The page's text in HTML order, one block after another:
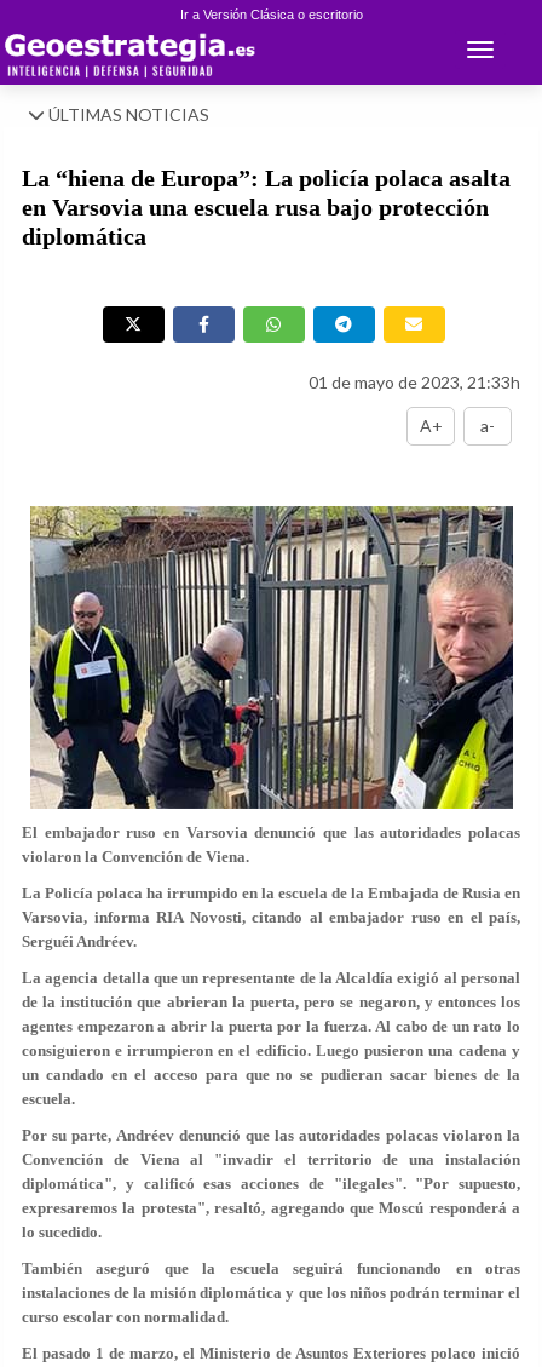
Ir a Versión Clásica o escritorio
Toggle
ÚLTIMAS NOTICIAS
La “hiena de Europa”: La policía polaca asalta
en Varsovia una escuela rusa bajo protección
diplomática
01 de mayo de 2023, 21:33h
A+ a-
El embajador ruso en Varsovia denunció que las autoridades polacas
violaron la Convención de Viena.
La Policía polaca ha irrumpido en la escuela de la Embajada de Rusia en
Varsovia, informa RIA Novosti, citando al embajador ruso en el país,
Serguéi Andréev.
La agencia detalla que un representante de la Alcaldía exigió al personal
de la institución que abrieran la puerta, pero se negaron, y entonces los
agentes empezaron a abrir la puerta por la fuerza. Al cabo de un rato lo
consiguieron e irrumpieron en el edificio. Luego pusieron una cadena y
un candado en el acceso para que no se pudieran sacar bienes de la
escuela.
Por su parte, Andréev denunció que las autoridades polacas violaron la
Convención de Viena al "invadir el territorio de una instalación
diplomática", y calificó esas acciones de "ilegales". "Por supuesto,
expresaremos la protesta", resaltó, agregando que Moscú responderá a
lo sucedido.
También aseguró que la escuela seguirá funcionando en otras
instalaciones de la misión diplomática y que los niños podrán terminar el
curso escolar con normalidad.
El pasado 1 de marzo, el Ministerio de Asuntos Exteriores polaco inició